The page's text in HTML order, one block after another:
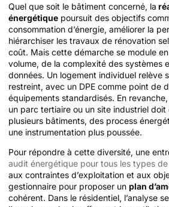
Quel que soit le bâtiment concerné, la
énergétique poursuit des objectifs
consommation d’énergie, améliorer la
hiérarchiser les travaux de rénovation
coût. Mais cette démarche se module
volume, de la complexité des systèmes
données. Un logement individuel relève
restreint, avec un DPE comme point de
équipements standardisés. En
un parc tertiaire ou un site industriel doit
plusieurs bâtiments, des process
une instrumentation plus poussée.
Pour répondre à cette diversité, une
audit énergétique pour tous les types
aux contraintes d’exploitation et aux
gestionnaire pour proposer un plan
cohérent. Dans le résidentiel, l’analyse